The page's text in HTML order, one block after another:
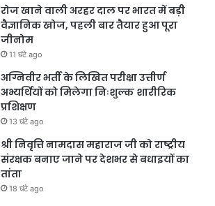
रोज खाने वाली अरहर दाल पर भारत में बड़ी
वैज्ञानिक खोज, पहली बार तैयार हुआ पूरा
जीनोम
11 घंटे ago
अग्निवीर भर्ती के लिखित परीक्षा उत्तीर्ण
अभ्यर्थियों को मिलेगा निःशुल्क शारीरिक
प्रशिक्षण
13 घंटे ago
श्री निवृत्ति नामदास महाराज जी को राष्ट्रीय
संरक्षक बनाए जाने पर देशभर से बधाइयों का
तांता
18 घंटे ago